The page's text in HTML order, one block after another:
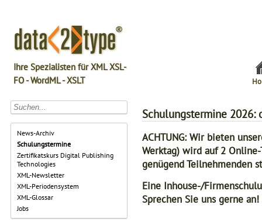
Ihre Spezialisten für XML XSL-
FO - WordML - XSLT
News-Archiv
Schulungstermine
Zertifikatskurs Digital Publishing
Technologies
XML-Newsletter
XML-Periodensystem
XML-Glossar
Jobs
Schulungstermine 2026:
ACHTUNG: Wir bieten
Werktag) wird auf 2
genügend Teilnehmenden
Eine Inhouse-/
Sprechen Sie uns gerne an!